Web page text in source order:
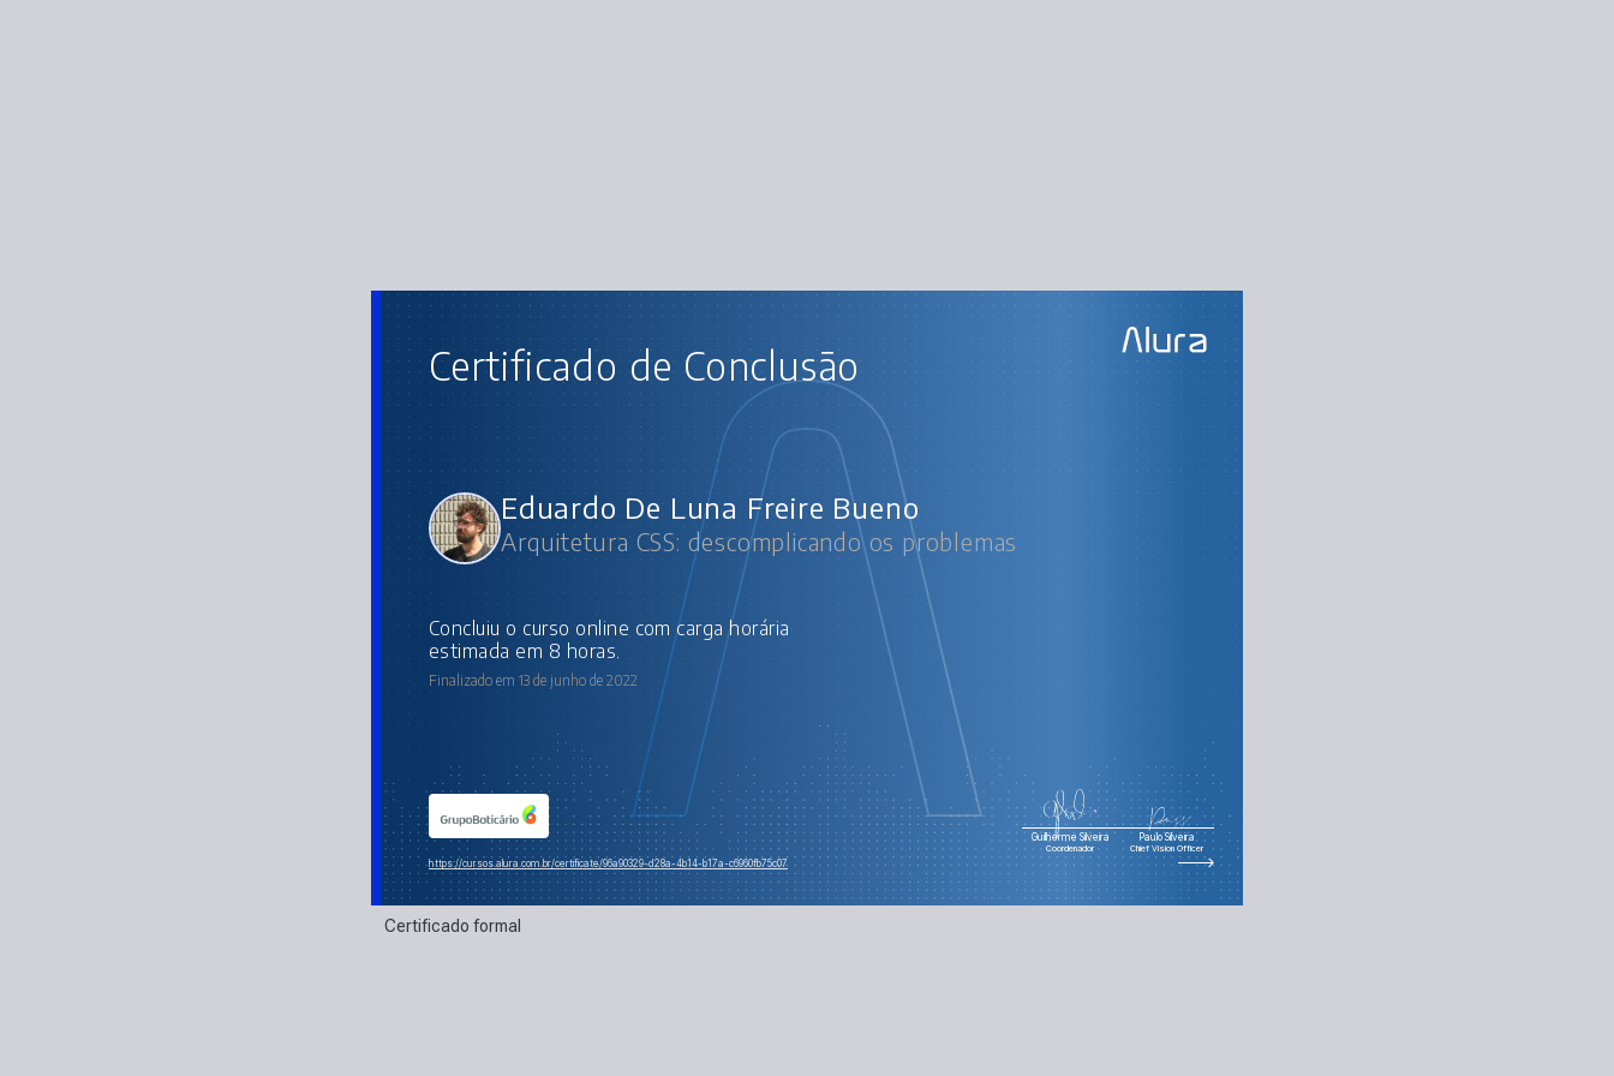
Certificado de Conclusão
Eduardo De Luna Freire Bueno
Arquitetura CSS: descomplicando os problemas
concluiu o curso online com carga horária
estimada em 8 horas.
Finalizado em 13 de junho de 2022
Guilherme Silveira
Coordenador
Paulo Silveira
Chief Vision Officer
https://cursos.alura.com.br/certificate/96a90329-d28a-4b14-b17a-c6960fb75c07
AULAS DO CURSO
Arquitetura CSS: descomplicando os problemas
Estilização de Banner e Sobre
Estilização das Receitas
Certificado formal